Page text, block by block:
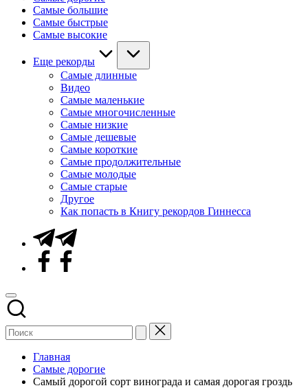
Самые большие
Самые быстрые
Самые высокие
Еще рекорды
Самые длинные
Видео
Самые маленькие
Самые многочисленные
Самые низкие
Самые дешевые
Самые короткие
Самые продолжительные
Самые молодые
Самые старые
Другое
Как попасть в Книгу рекордов Гиннесса
Telegram
Facebook
Главная
Самые дорогие
Самый дорогой сорт винограда и самая дорогая гроздь